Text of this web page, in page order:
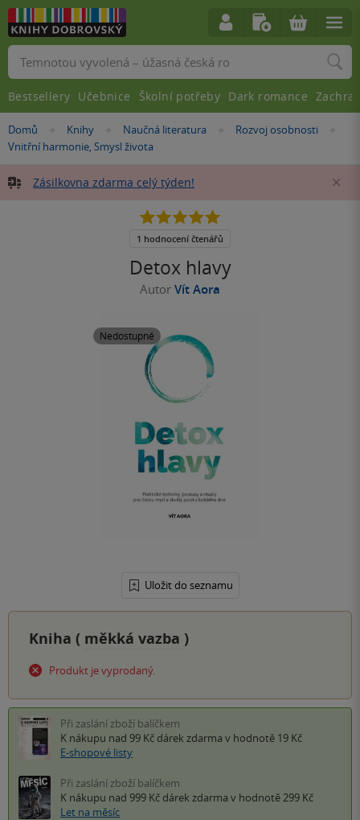
Nacházíte
se
Domů »Knihy »Naučná literatura »
Rozvoj osobnosti
Vnitřní harmonie, Smysl života
Zásilkovna zdarma celý týden!
Detox hlavy
Autor Vít Aora
Nedostupné
Uložit do seznamu
5.0
5
1 hodnocení čtenářů
Kniha ( měkká vazba )
Produkt je vyprodaný.
Při zaslání zboží balíčkem
K nákupu nad 99 Kč dárek zdarma v hodnotě 19 Kč
E-shopové listy
Při zaslání zboží balíčkem
K nákupu nad 999 Kč dárek zdarma v hodnotě 299 Kč
Let na měsíc
Vyhledávání
Bestsellery Učebnice Školní potřeby Dark romance